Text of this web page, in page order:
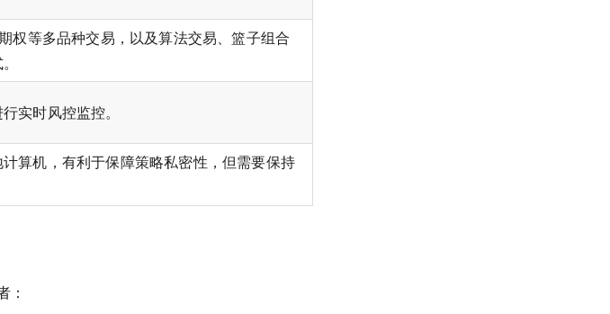
权等多品种交易，以及算法交易、篮子组合
实时风控监控。
算机，有利于保障策略私密性，但需要保持
：